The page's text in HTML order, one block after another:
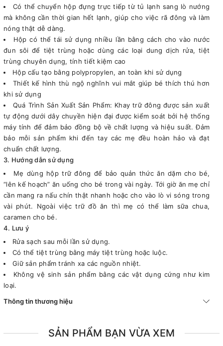
Có thể chuyển hộp đựng trực tiếp từ tủ lạnh sang lò nướng
mà không cần thời gian hết lạnh, giúp cho việc rã đông và làm
nóng thật dễ dàng.
Hộp có thể tái sử dụng nhiều lần bằng cách cho vào nước
đun sôi để tiệt trùng hoặc dùng các loại dung dịch rửa, tiệt
trùng chuyên dụng, tính tiết kiệm cao
Hộp cấu tạo bằng polypropylen, an toàn khi sử dụng
Thiết kế hình thù ngộ nghĩnh vui mắt giúp bé thích thú hơn
khi sử dụng
Quá Trình Sản Xuất Sản Phẩm: Khay trữ đông được sản xuất
tự động dưới dây chuyền hiện đại được kiểm soát bởi hệ thống
máy tính để đảm bảo đồng bộ về chất lượng và hiệu suất. Đảm
bảo mỗi sản phẩm khi đến tay các mẹ đều hoàn hảo và đạt
chuẩn chất lượng.
3. Hướng dẫn sử dụng
Mẹ dùng hộp trữ đông để bảo quản thức ăn dặm cho bé,
“lên kế hoạch” ăn uống cho bé trong vài ngày. Tới giờ ăn mẹ chỉ
cần mang ra nấu chín thật nhanh hoặc cho vào lò vi sóng trong
vài phút. Ngoài việc trữ đồ ăn thì mẹ có thể làm sữa chua,
caramen cho bé.
4. Lưu ý
Rửa sạch sau mỗi lần sử dụng.
Có thể tiệt trùng bằng máy tiệt trùng hoặc luộc.
Giữ sản phẩm tránh xa các nguồn nhiệt.
Không vệ sinh sản phẩm bằng các vật dụng cứng như kim
loại.
Thông tin thương hiệu
SẢN PHẨM BẠN VỪA XEM